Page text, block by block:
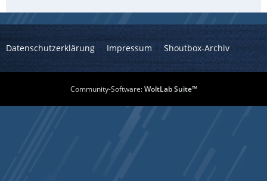
Datenschutzerklärung Impressum Shoutbox-Archiv
Community-Software:WoltLab Suite™